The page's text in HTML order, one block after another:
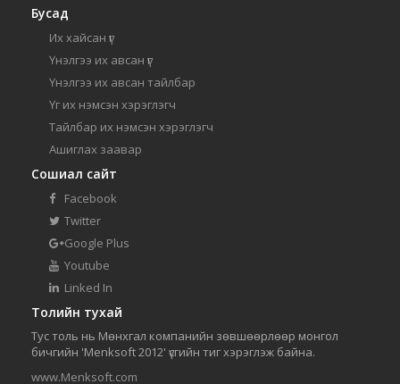
Бусад
Их хайсан үг
Үнэлгээ их авсан үг
Үнэлгээ их авсан тайлбар
Үг их нэмсэн хэрэглэгч
Тайлбар их нэмсэн хэрэглэгч
Ашиглах заавар
Сошиал сайт
Facebook
Twitter
Google Plus
Youtube
Linked In
Толийн тухай
Тус толь нь Мөнхгал компанийн зөвшөөрлөөр монгол
бичгийн 'Menksoft 2012' үсгийн тиг хэрэглэж байна.
www.Menksoft.com